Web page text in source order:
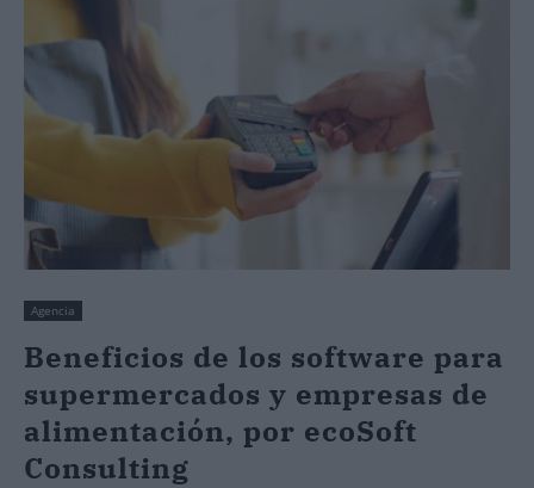
Agencia
Beneficios de los software para
supermercados y empresas de
alimentación, por ecoSoft
Consulting